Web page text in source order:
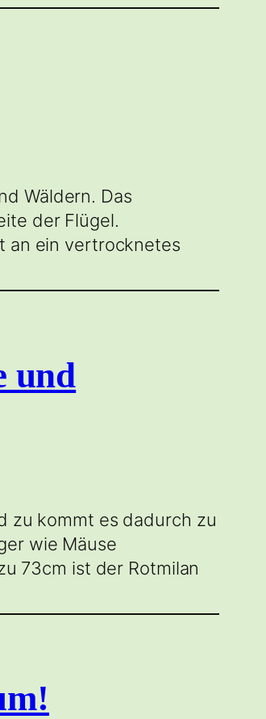
Wäldern. Das
der Flügel.
an ein vertrocknetes
und
zu kommt es dadurch zu
wie Mäuse
73cm ist der Rotmilan